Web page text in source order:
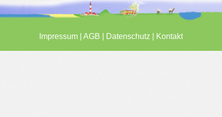
Impressum AGB Datenschutz Kontakt